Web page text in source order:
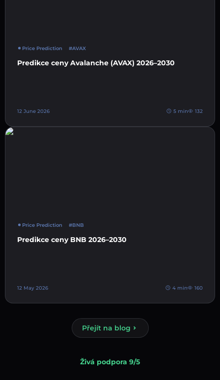
Price Prediction #AVAX
Predikce ceny Avalanche (AVAX) 2026–2030
12 June 2026 5 min 132
Price Prediction #BNB
Predikce ceny BNB 2026–2030
12 May 2026 4 min 160
Přejít na blog
Živá podpora 9/5